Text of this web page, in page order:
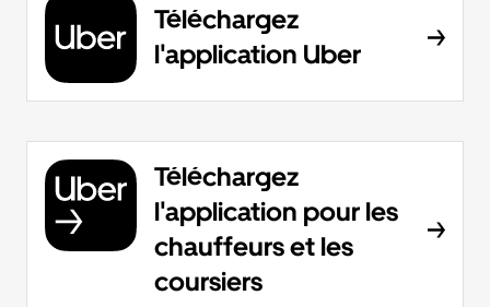
Téléchargez
l'application Uber
Téléchargez
l'application pour les
chauffeurs et les
coursiers